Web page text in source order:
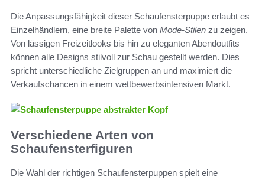
Die Anpassungsfähigkeit dieser Schaufensterpuppe erlaubt es
Einzelhändlern, eine breite Palette von Mode-Stilen zu zeigen.
Von lässigen Freizeitlooks bis hin zu eleganten Abendoutfits
können alle Designs stilvoll zur Schau gestellt werden. Dies
spricht unterschiedliche Zielgruppen an und maximiert die
Verkaufschancen in einem wettbewerbsintensiven Markt.
Verschiedene Arten von
Schaufensterfiguren
Die Wahl der richtigen Schaufensterpuppen spielt eine